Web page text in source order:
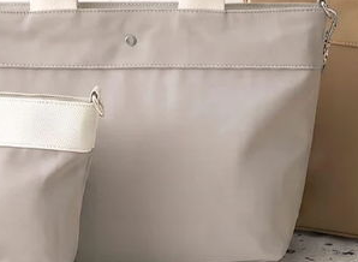
ブローチ
ポシェット
ハンドバッグ
ボストンバッグ
エコバッグ・サ
ブバッグ
ウエア
扇子・ファン
ストール・ハッ
ト・グローブ
メガネ・サング
ラス・ルーペ
ポーチ ・ メガ
ネケース・マル
チケース他
コスメ
ジュエリーボッ
クス ・ケース